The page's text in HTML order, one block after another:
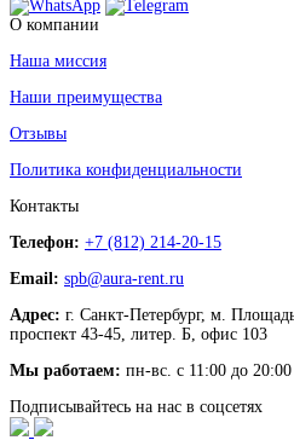
О компании
Наша миссия
Наши преимущества
Отзывы
Политика конфиденциальности
Контакты
Телефон: +7 (812) 214-20-15
Email: spb@aura-rent.ru
Адрес: г. Санкт-Петербург, м.
проспект 43-45, литер. Б, офис 103
Мы работаем: пн-вс. с 11:00 до 20:00
Подписывайтесь на нас в соцсетях